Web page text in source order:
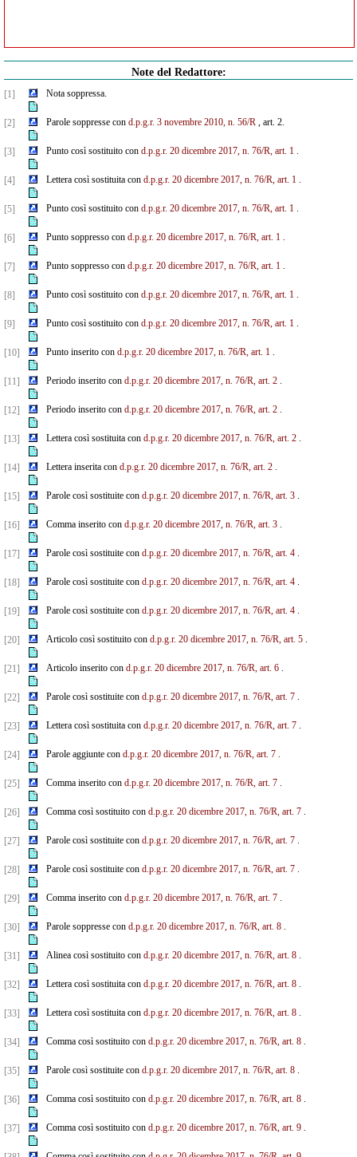
Note del Redattore:
[1] Nota soppressa.
[2] Parole soppresse con d.p.g.r. 3 novembre 2010, n. 56/R, art. 2.
[3] Punto così sostituito con d.p.g.r. 20 dicembre 2017, n. 76/R, art. 1.
[4] Lettera così sostituita con d.p.g.r. 20 dicembre 2017, n. 76/R, art. 1.
[5] Punto così sostituito con d.p.g.r. 20 dicembre 2017, n. 76/R, art. 1.
[6] Punto soppresso con d.p.g.r. 20 dicembre 2017, n. 76/R, art. 1.
[7] Punto soppresso con d.p.g.r. 20 dicembre 2017, n. 76/R, art. 1.
[8] Punto così sostituito con d.p.g.r. 20 dicembre 2017, n. 76/R, art. 1.
[9] Punto così sostituito con d.p.g.r. 20 dicembre 2017, n. 76/R, art. 1.
[10] Punto inserito con d.p.g.r. 20 dicembre 2017, n. 76/R, art. 1.
[11] Periodo inserito con d.p.g.r. 20 dicembre 2017, n. 76/R, art. 2.
[12] Periodo inserito con d.p.g.r. 20 dicembre 2017, n. 76/R, art. 2.
[13] Lettera così sostituita con d.p.g.r. 20 dicembre 2017, n. 76/R, art. 2.
[14] Lettera inserita con d.p.g.r. 20 dicembre 2017, n. 76/R, art. 2.
[15] Parole così sostituite con d.p.g.r. 20 dicembre 2017, n. 76/R, art. 3.
[16] Comma inserito con d.p.g.r. 20 dicembre 2017, n. 76/R, art. 3.
[17] Parole così sostituite con d.p.g.r. 20 dicembre 2017, n. 76/R, art. 4.
[18] Parole così sostituite con d.p.g.r. 20 dicembre 2017, n. 76/R, art. 4.
[19] Parole così sostituite con d.p.g.r. 20 dicembre 2017, n. 76/R, art. 4.
[20] Articolo così sostituito con d.p.g.r. 20 dicembre 2017, n. 76/R, art. 5.
[21] Articolo inserito con d.p.g.r. 20 dicembre 2017, n. 76/R, art. 6.
[22] Parole così sostituite con d.p.g.r. 20 dicembre 2017, n. 76/R, art. 7.
[23] Lettera così sostituita con d.p.g.r. 20 dicembre 2017, n. 76/R, art. 7.
[24] Parole aggiunte con d.p.g.r. 20 dicembre 2017, n. 76/R, art. 7.
[25] Comma inserito con d.p.g.r. 20 dicembre 2017, n. 76/R, art. 7.
[26] Comma così sostituito con d.p.g.r. 20 dicembre 2017, n. 76/R, art. 7.
[27] Parole così sostituite con d.p.g.r. 20 dicembre 2017, n. 76/R, art. 7.
[28] Parole così sostituite con d.p.g.r. 20 dicembre 2017, n. 76/R, art. 7.
[29] Comma inserito con d.p.g.r. 20 dicembre 2017, n. 76/R, art. 7.
[30] Parole soppresse con d.p.g.r. 20 dicembre 2017, n. 76/R, art. 8.
[31] Alinea così sostituito con d.p.g.r. 20 dicembre 2017, n. 76/R, art. 8.
[32] Lettera così sostituita con d.p.g.r. 20 dicembre 2017, n. 76/R, art. 8.
[33] Lettera così sostituita con d.p.g.r. 20 dicembre 2017, n. 76/R, art. 8.
[34] Comma così sostituito con d.p.g.r. 20 dicembre 2017, n. 76/R, art. 8.
[35] Parole così sostituite con d.p.g.r. 20 dicembre 2017, n. 76/R, art. 8.
[36] Comma così sostituito con d.p.g.r. 20 dicembre 2017, n. 76/R, art. 8.
[37] Comma così sostituito con d.p.g.r. 20 dicembre 2017, n. 76/R, art. 9.